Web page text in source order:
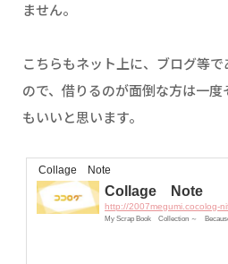
ません。
こちらもネット上に、ブログ等
ので、借りるのが面倒な方は一
もいいと思います。
Collage Note
Collage Note
My Scrap Book Collection ～